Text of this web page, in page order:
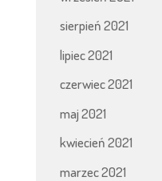
sierpień 2021
lipiec 2021
czerwiec 2021
maj 2021
kwiecień 2021
marzec 2021